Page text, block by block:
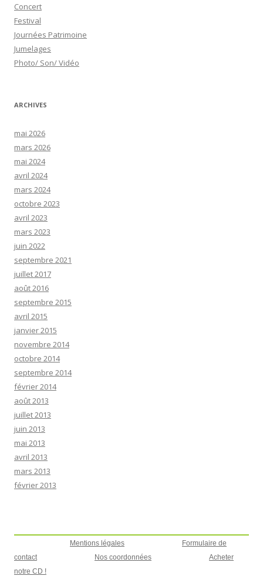
Concert
Festival
Journées Patrimoine
Jumelages
Photo/ Son/ Vidéo
ARCHIVES
mai 2026
mars 2026
mai 2024
avril 2024
mars 2024
octobre 2023
avril 2023
mars 2023
juin 2022
septembre 2021
juillet 2017
août 2016
septembre 2015
avril 2015
janvier 2015
novembre 2014
octobre 2014
septembre 2014
février 2014
août 2013
juillet 2013
juin 2013
mai 2013
avril 2013
mars 2013
février 2013
Mentions légales
Formulaire de
contact
Nos coordonnées
Acheter
notre CD !